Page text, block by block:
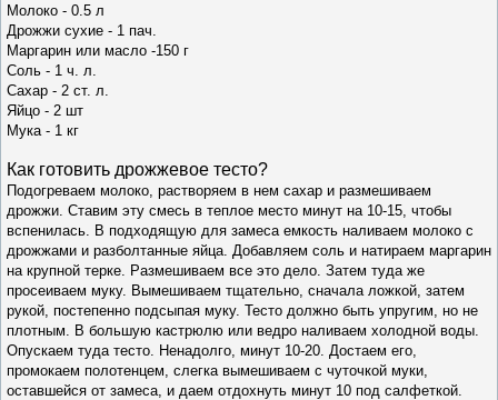
Молоко - 0.5 л
Дрожжи сухие - 1 пач.
Маргарин или масло -150 г
Соль - 1 ч. л.
Сахар - 2 ст. л.
Яйцо - 2 шт
Мука - 1 кг
Как готовить дрожжевое тесто?
Подогреваем молоко, растворяем в нем сахар и размешиваем
дрожжи. Ставим эту смесь в теплое место минут на 10-15, чтобы
вспенилась. В подходящую для замеса емкость наливаем молоко с
дрожжами и разболтанные яйца. Добавляем соль и натираем маргарин
на крупной терке. Размешиваем все это дело. Затем туда же
просеиваем муку. Вымешиваем тщательно, сначала ложкой, затем
рукой, постепенно подсыпая муку. Тесто должно быть упругим, но не
плотным. В большую кастрюлю или ведро наливаем холодной воды.
Опускаем туда тесто. Ненадолго, минут 10-20. Достаем его,
промокаем полотенцем, слегка вымешиваем с чуточкой муки,
оставшейся от замеса, и даем отдохнуть минут 10 под салфеткой.